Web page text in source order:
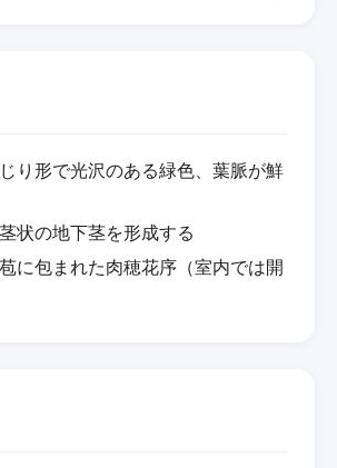
じり形で光沢のある緑色、葉脈が鮮
状の地下茎を形成する
苞に包まれた肉穂花序（室内では開